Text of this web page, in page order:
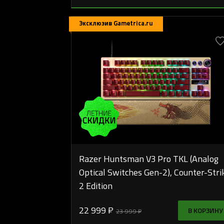
Эксклюзив Gametrica.ru
Razer Huntsman V3 Pro TKL (Analog
Optical Switches Gen-2), Counter-
2 Edition
22 999 ₽ 23 999 ₽ В КОРЗИНУ